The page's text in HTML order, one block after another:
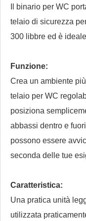
Il binario per WC
telaio di sicurezza
300 libbre ed è
Funzione:
Crea un ambiente
telaio per WC
posiziona
abbassi dentro e
possono essere
seconda delle tue
Caratteristica:
Una pratica unità
utilizzata